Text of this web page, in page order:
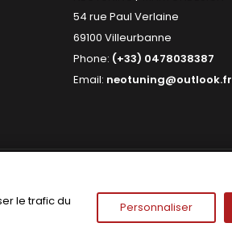
54 rue Paul Verlaine
69100 Villeurbanne
Phone: (+33) 0478038387
Email: neotuning@outlook.fr
le trafic du
Personnaliser